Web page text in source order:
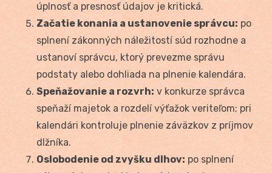
úplnosť a presnosť údajov je kritická.
Začatie konania a ustanovenie správcu: po
splnení zákonných náležitostí súd rozhodne a
ustanoví správcu, ktorý prevezme správu
podstaty alebo dohliada na plnenie kalendára.
Speňažovanie a rozvrh: v konkurze správca
speňaží majetok a rozdelí výťažok veriteľom; pri
kalendári kontroluje plnenie záväzkov z príjmov
dlžníka.
Oslobodenie od zvyšku dlhov: po splnení